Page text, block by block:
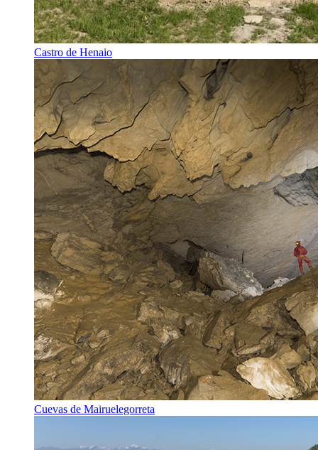
Castro de Henaio
Cuevas de Mairuelegorreta